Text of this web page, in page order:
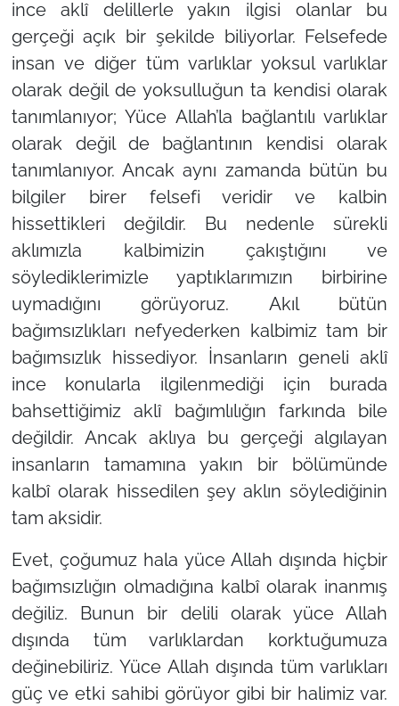
ince aklî delillerle yakın ilgisi olanlar bu
gerçeği açık bir şekilde biliyorlar. Felsefede
insan ve diğer tüm varlıklar yoksul varlıklar
olarak değil de yoksulluğun ta kendisi olarak
tanımlanıyor; Yüce Allah’la bağlantılı varlıklar
olarak değil de bağlantının kendisi olarak
tanımlanıyor. Ancak aynı zamanda bütün bu
bilgiler birer felsefi veridir ve kalbin
hissettikleri değildir. Bu nedenle sürekli
aklımızla kalbimizin çakıştığını ve
söylediklerimizle yaptıklarımızın birbirine
uymadığını görüyoruz. Akıl bütün
bağımsızlıkları nefyederken kalbimiz tam bir
bağımsızlık hissediyor. İnsanların geneli aklî
ince konularla ilgilenmediği için burada
bahsettiğimiz aklî bağımlılığın farkında bile
değildir. Ancak aklıya bu gerçeği algılayan
insanların tamamına yakın bir bölümünde
kalbî olarak hissedilen şey aklın söylediğinin
tam aksidir.
Evet, çoğumuz hala yüce Allah dışında hiçbir
bağımsızlığın olmadığına kalbî olarak inanmış
değiliz. Bunun bir delili olarak yüce Allah
dışında tüm varlıklardan korktuğumuza
değinebiliriz. Yüce Allah dışında tüm varlıkları
güç ve etki sahibi görüyor gibi bir halimiz var.